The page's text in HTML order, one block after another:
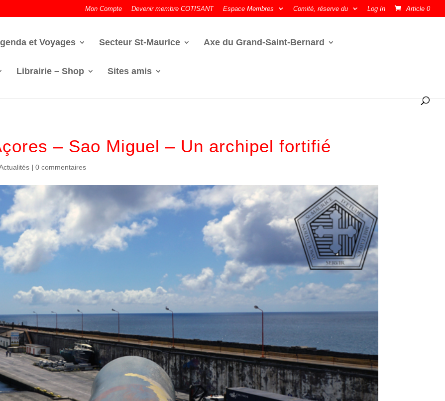
Mon Compte Devenir membre COTISANT Espace Membres Comité, réserve du Log In Article 0
et Voyages Secteur St-Maurice Axe du Grand-Saint-Bernard
Librairie – Shop Sites amis
– Sao Miguel – Un archipel fortifié
|0 commentaires